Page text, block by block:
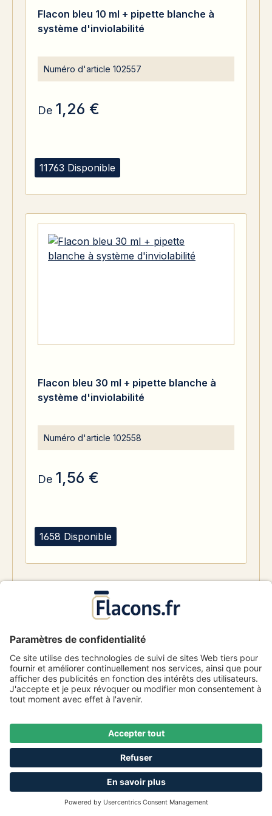
11763 Disponible
Note moyenne de 5 sur 5 étoiles
Flacon bleu 10 ml + pipette blanche à
système d'inviolabilité
Numéro d'article 102557
De 1,26 €
1658 Disponible
Flacon bleu 30 ml + pipette blanche à
système d'inviolabilité
Numéro d'article 102558
De 1,56 €
Flacon bleu 30 ml + pipette rouge et
blanche à système d'inviolabilité
Numéro d'article104287